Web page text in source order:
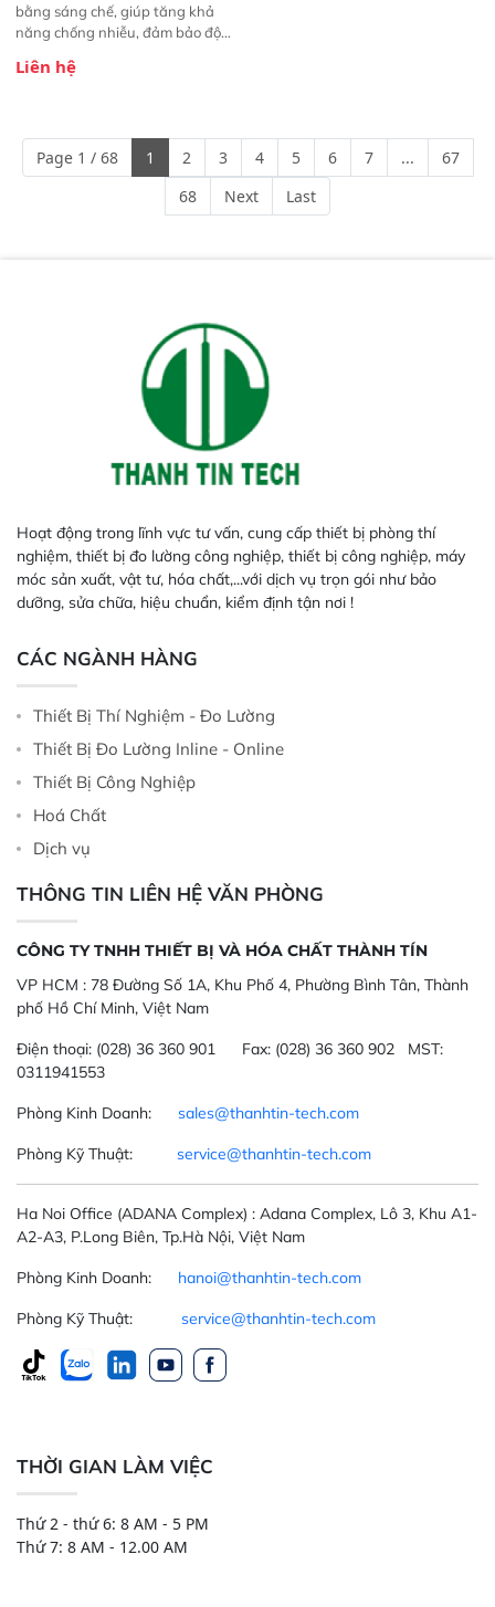
bằng sáng chế, giúp tăng khả
năng chống nhiễu, đảm bảo độ
Phạm vi ứng dụng rộng: Đáp ứng
ngành công nghiệp khác nhau. 
Độ nhạy cao: Trang bị đầu dò
InGaAs độ nhạy cao, cung cấp
phản hồi phổ tuyến tính đầy đủ,
đảm bảo độ chính xác và khả
Liên hệ
Page 1 / 68 1 2 3 4 5 6 7 ...
67
68
Next Last
Hoạt động trong lĩnh vực tư vấn, cung cấp thiết bị phòng thí
nghiệm, thiết bị đo lường công nghiệp, thiết bị công nghiệp, máy
móc sản xuất, vật tư, hóa chất,...với dịch vụ trọn gói như bảo
dưỡng, sửa chữa, hiệu chuẩn, kiểm định tận nơi !
CÁC NGÀNH HÀNG
Thiết Bị Thí Nghiệm - Đo Lường
Thiết Bị Đo Lường Inline - Online
Thiết Bị Công Nghiệp
Hoá Chất
Dịch vụ
THÔNG TIN LIÊN HỆ VĂN PHÒNG
CÔNG TY TNHH THIẾT BỊ VÀ HÓA CHẤT THÀNH TÍN
VP HCM : 78 Đường Số 1A, Khu Phố 4, Phường Bình Tân, Thành
phố Hồ Chí Minh, Việt Nam
Điện thoại: (028) 36 360 901 Fax: (028) 36 360 902 MST:
0311941553
Phòng Kinh Doanh: sales@thanhtin-tech.com
Phòng Kỹ Thuật: service@thanhtin-tech.com
Ha Noi Office (ADANA Complex) : Adana Complex, Lô 3, Khu A1-
A2-A3, P.Long Biên, Tp.Hà Nội, Việt Nam
Phòng Kinh Doanh: hanoi@thanhtin-tech.com
Phòng Kỹ Thuật: service@thanhtin-tech.com
THỜI GIAN LÀM VIỆC
Thứ 2 - thứ 6: 8 AM - 5 PM
Thứ 7: 8 AM - 12.00 AM